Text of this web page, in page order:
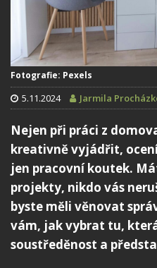
Fotografie: Pexels
5.11.2024 Jarmila
Nejen při práci z
kreativně vyjádřit,
jen pracovní koutek.
projekty, nikdo vás
byste měli věnovat
vám, jak vybrat tu,
soustředěnost a